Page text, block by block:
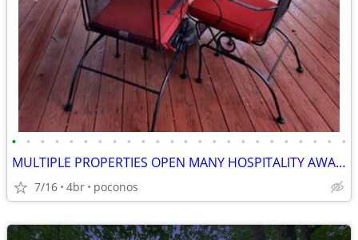
• • • • • • • • • • • • • • • • • • • • • • • •
MULTIPLE PROPERTIES OPEN MANY HOSPITALITY AWARDS
7/16 4br poconos